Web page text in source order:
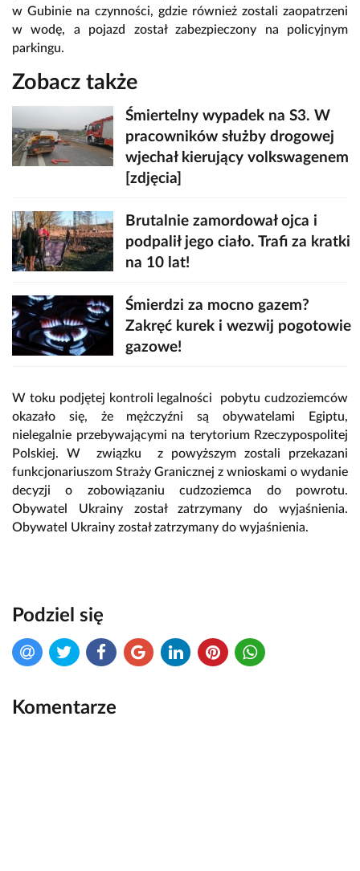
w Gubinie na czynności, gdzie również zostali zaopatrzeni
w wodę, a pojazd został zabezpieczony na policyjnym
parkingu.
Zobacz także
Śmiertelny wypadek na S3. W
pracowników służby drogowej
wjechał kierujący volkswagenem
[zdjęcia]
Brutalnie zamordował ojca i
podpalił jego ciało. Trafi za kratki
na 10 lat!
Śmierdzi za mocno gazem?
Zakręć kurek i wezwij pogotowie
gazowe!
W toku podjętej kontroli legalności pobytu cudzoziemców
okazało się, że mężczyźni są obywatelami Egiptu,
nielegalnie przebywającymi na terytorium Rzeczypospolitej
Polskiej. W związku z powyższym zostali przekazani
funkcjonariuszom Straży Granicznej z wnioskami o wydanie
decyzji o zobowiązaniu cudzoziemca do powrotu.
Obywatel Ukrainy został zatrzymany do wyjaśnienia.
Obywatel Ukrainy został zatrzymany do wyjaśnienia.
Podziel się
Komentarze